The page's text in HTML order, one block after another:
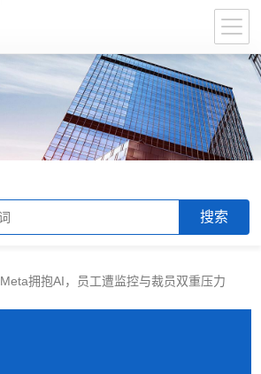
Meta拥抱AI，员工遭监控与裁员双重压力